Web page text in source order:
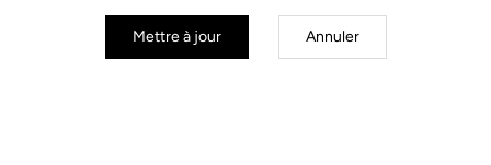
Mettre à jour Annuler